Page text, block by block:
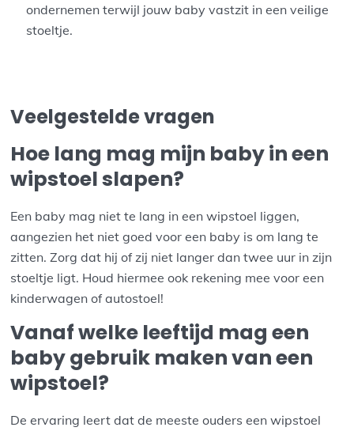
ondernemen terwijl jouw baby vastzit in een veilige
stoeltje.
Veelgestelde vragen
Hoe lang mag mijn baby in een
wipstoel slapen?
Een baby mag niet te lang in een wipstoel liggen,
aangezien het niet goed voor een baby is om lang te
zitten. Zorg dat hij of zij niet langer dan twee uur in zijn
stoeltje ligt. Houd hiermee ook rekening mee voor een
kinderwagen of autostoel!
Vanaf welke leeftijd mag een
baby gebruik maken van een
wipstoel?
De ervaring leert dat de meeste ouders een wipstoel